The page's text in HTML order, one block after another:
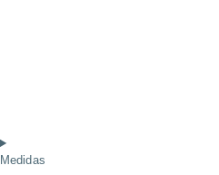
Medidas